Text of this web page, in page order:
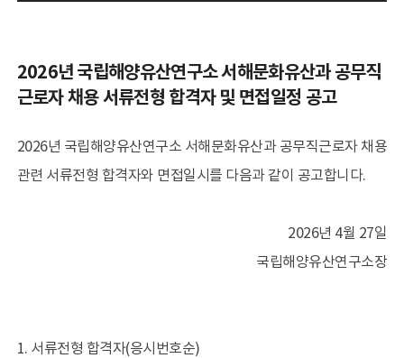
역사
전망과 임무
운영시설
오시는길
해양역사문화 연구
2026년 국립해양유산연구소 서해문화유산과 공무직
근로자 채용 서류전형 합격자 및 면접일정 공고
2026년 국립해양유산연구소 서해문화유산과 공무직근로자 채용
관련 서류전형 합격자와 면접일시를 다음과 같이 공고합니다.
2026년 4월 27일
국립해양유산연구소장
1. 서류전형 합격자(응시번호순)